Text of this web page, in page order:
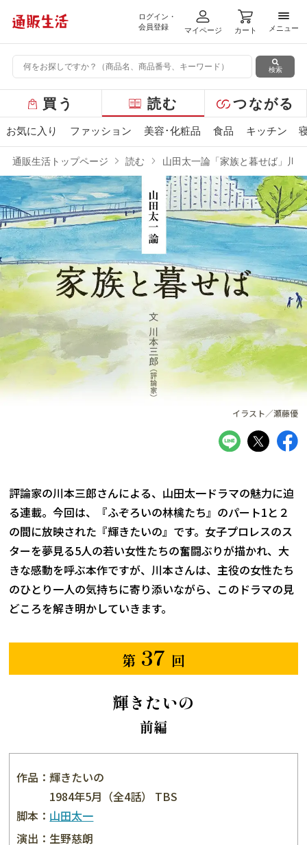
ログイン・
会員登録
マイページ カート
メニ
メニュー
検索
ー
バ
ニ
ュ
ー
買う 読む つながる
お気に入り ファッション 美容･化粧品 食品 キッチン
通販生活トップページ 読む 山田太一論「家族と暮せば」川
イラスト／瀬藤優
評論家の川本三郎さんによる、山田太一ドラマの魅力に迫
る連載。今回は、『ふぞろいの林檎たち』のパート1と２
の間に放映された『輝きたいの』です。女子プロレスのス
ターを夢見る5人の若い女性たちの奮闘ぶりが描かれ、大
きな感動を呼ぶ本作ですが、川本さんは、主役の女性たち
のひとり一人の気持ちに寄り添いながら、このドラマの見
どころを解き明かしていきます。
第 37 回
輝きたいの
前編
作品：輝きたいの
1984年5月（全4話） TBS
脚本： 山田太一
演出： 生野慈朗